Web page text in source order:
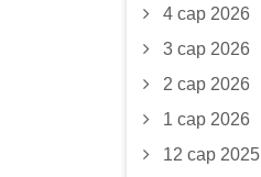
4 сар 2026
3 сар 2026
2 сар 2026
1 сар 2026
12 сар 2025